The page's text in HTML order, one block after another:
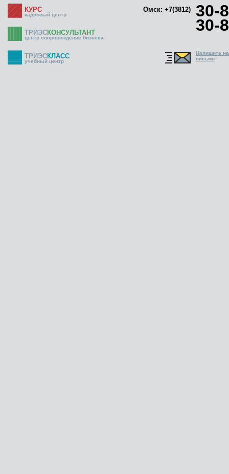
КУРС
кадровый центр
Омск: +7(3812) 30-
30-
ТРИЭСКОНСУЛЬТАНТ
центр сопровождение бизнеса
ТРИЭСКЛАСС
учебный центр
Напишите
письмо